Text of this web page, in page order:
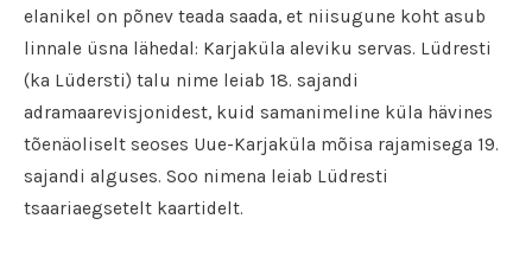
elanikel on põnev teada saada, et niisugune koht asub
linnale üsna lähedal: Karjaküla aleviku servas. Lüdresti
(ka Lüdersti) talu nime leiab 18. sajandi
adramaarevisjonidest, kuid samanimeline küla hävines
tõenäoliselt seoses Uue-Karjaküla mõisa rajamisega 19.
sajandi alguses. Soo nimena leiab Lüdresti
tsaariaegsetelt kaartidelt.